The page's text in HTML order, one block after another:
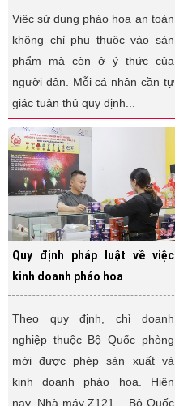
Việc sử dụng pháo hoa an toàn
không chỉ phụ thuộc vào sản
phẩm mà còn ở ý thức của
người dân. Mỗi cá nhân cần tự
giác tuân thủ quy định...
Quy định pháp luật về việc
kinh doanh pháo hoa
Theo quy định, chỉ doanh
nghiệp thuộc Bộ Quốc phòng
mới được phép sản xuất và
kinh doanh pháo hoa. Hiện
nay, Nhà máy Z121 – Bộ Quốc